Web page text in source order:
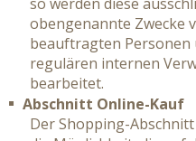
obengenannte Zwecke
beauftragten Personen
regulären internen
bearbeitet.
Abschnitt Online-Kauf
Der Shopping-